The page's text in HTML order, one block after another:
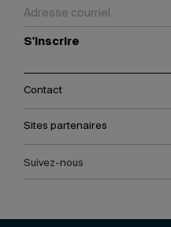
S'inscrire
Contact
Sites partenaires
Suivez-nous